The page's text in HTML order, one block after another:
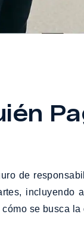
de
se busca la